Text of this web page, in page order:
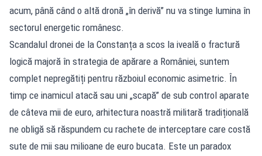
acum, până când o altă dronă „în derivă” nu va stinge lumina în
sectorul energetic românesc.
Scandalul dronei de la Constanța a scos la iveală o fractură
logică majoră în strategia de apărare a României, suntem
complet nepregătiți pentru războiul economic asimetric. În
timp ce inamicul atacă sau uni „scapă” de sub control aparate
de câteva mii de euro, arhitectura noastră militară tradițională
ne obligă să răspundem cu rachete de interceptare care costă
sute de mii sau milioane de euro bucata. Este un paradox